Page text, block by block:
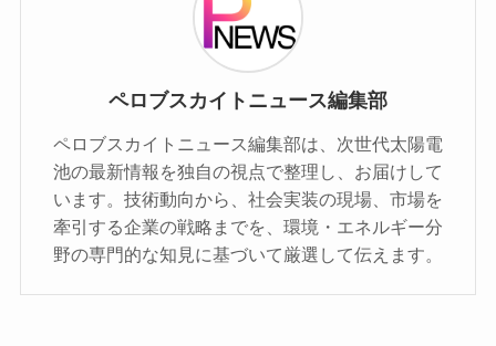
ペロブスカイトニュース編集部
ペロブスカイトニュース編集部は、次世代太陽電
池の最新情報を独自の視点で整理し、お届けして
います。技術動向から、社会実装の現場、市場を
牽引する企業の戦略までを、環境・エネルギー分
野の専門的な知見に基づいて厳選して伝えます。